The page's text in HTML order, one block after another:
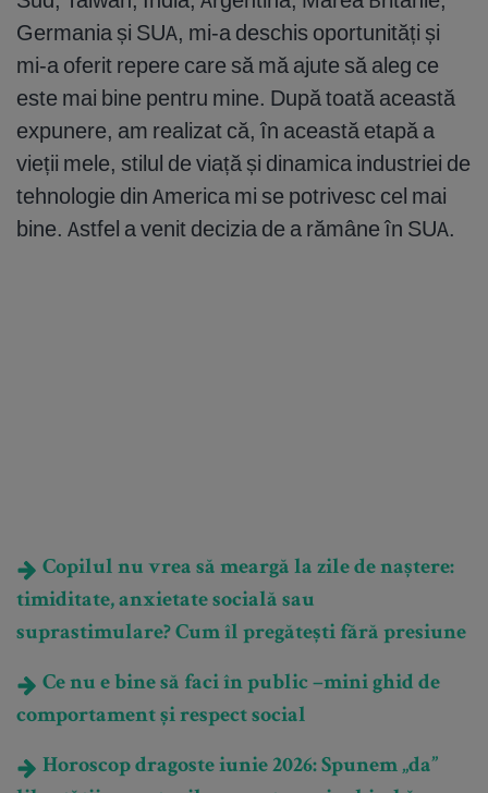
Germania și SUA, mi-a deschis oportunități și
mi-a oferit repere care să mă ajute să aleg ce
este mai bine pentru mine. După toată această
expunere, am realizat că, în această etapă a
vieții mele, stilul de viață și dinamica industriei de
tehnologie din America mi se potrivesc cel mai
bine. Astfel a venit decizia de a rămâne în SUA.
Copilul nu vrea să meargă la zile de naștere:
timiditate, anxietate socială sau
suprastimulare? Cum îl pregătești fără presiune
Ce nu e bine să faci în public –mini ghid de
comportament și respect social
Horoscop dragoste iunie 2026: Spunem „da”